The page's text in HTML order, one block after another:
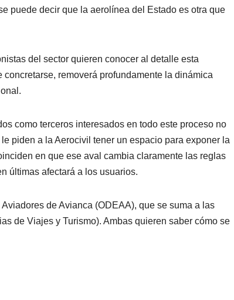
puede decir que la aerolínea del Estado es otra que
del sector quieren conocer al detalle esta
removerá profundamente la dinámica
como terceros interesados en todo este proceso no
piden a la Aerocivil tener un espacio para exponer la
en que ese aval cambia claramente las reglas
últimas afectará a los usuarios.
de Avianca (ODEAA), que se suma a las
de Viajes y Turismo). Ambas quieren saber cómo se